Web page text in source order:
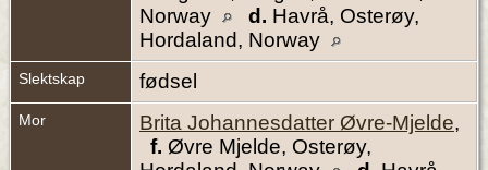
Norway
d. Havrå, Osterøy,
Hordaland, Norway
Slektskap fødsel
Mor Brita Johannesdatter Øvre-Mjelde,
f. Øvre Mjelde, Osterøy,